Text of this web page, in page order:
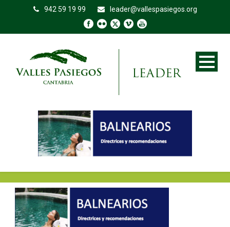
942 59 19 99 leader@vallespasiegos.org